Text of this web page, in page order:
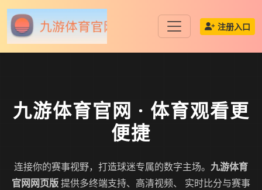
注册入口
九游体育官网 · 体育观看更
便捷
连接你的赛事视野，打造球迷专属的数字主场。 九游体育
官网网页版提供多终端支持、高清视频、 实时比分与赛事